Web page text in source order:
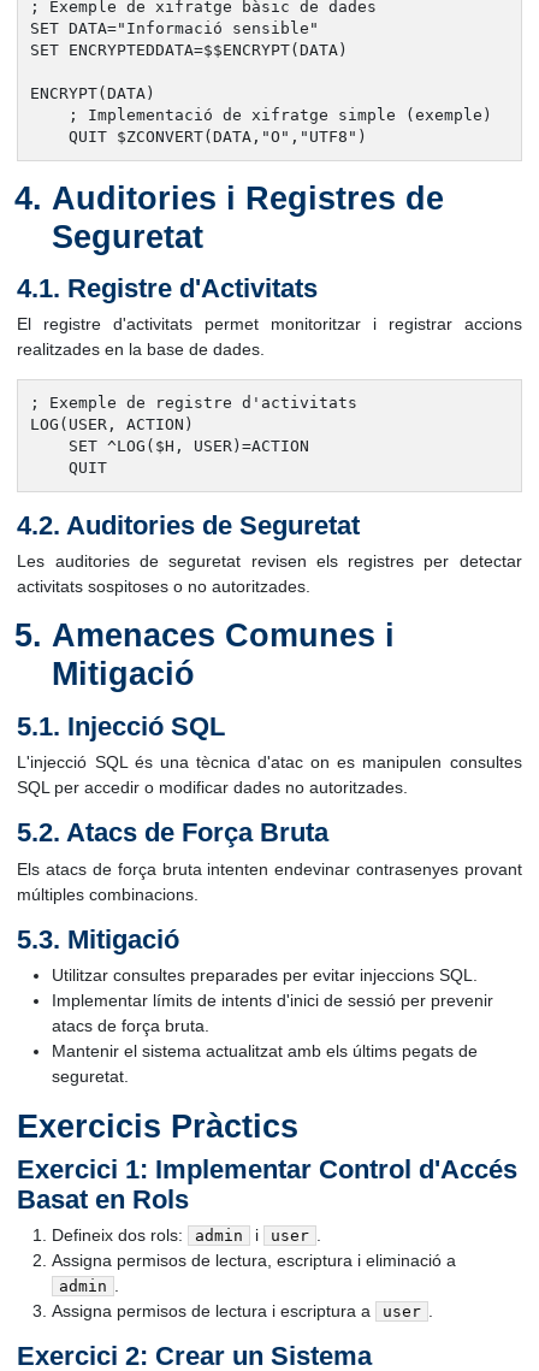
; Exemple de xifratge bàsic de dades
SET DATA="Informació sensible"
SET ENCRYPTEDDATA=$$ENCRYPT(DATA)
ENCRYPT(DATA)
    ; Implementació de xifratge simple (exemple)
    QUIT $ZCONVERT(DATA,"O","UTF8")
Auditories i Registres de
Seguretat
4.1. Registre d'Activitats
El registre d'activitats permet monitoritzar i registrar accions
realitzades en la base de dades.
; Exemple de registre d'activitats
LOG(USER, ACTION)
    SET ^LOG($H, USER)=ACTION
    QUIT
4.2. Auditories de Seguretat
Les auditories de seguretat revisen els registres per detectar
activitats sospitoses o no autoritzades.
Amenaces Comunes i
Mitigació
5.1. Injecció SQL
L'injecció SQL és una tècnica d'atac on es manipulen consultes
SQL per accedir o modificar dades no autoritzades.
5.2. Atacs de Força Bruta
Els atacs de força bruta intenten endevinar contrasenyes provant
múltiples combinacions.
5.3. Mitigació
Utilitzar consultes preparades per evitar injeccions SQL.
Implementar límits de intents d'inici de sessió per prevenir
atacs de força bruta.
Mantenir el sistema actualitzat amb els últims pegats de
seguretat.
Exercicis Pràctics
Exercici 1: Implementar Control d'Accés
Basat en Rols
Defineix dos rols: admin i user
Assigna permisos de lectura, escriptura i eliminació a
admin
Assigna permisos de lectura i escriptura a
user
Exercici 2: Crear un Sistema